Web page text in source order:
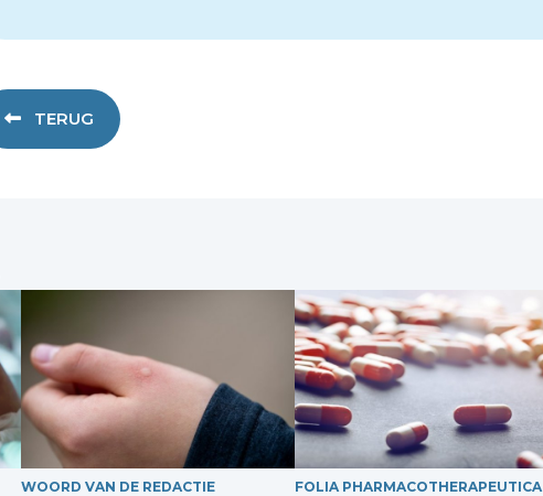
TERUG
WOORD VAN DE REDACTIE FOLIA PHARMACOTHERAPEUTICA